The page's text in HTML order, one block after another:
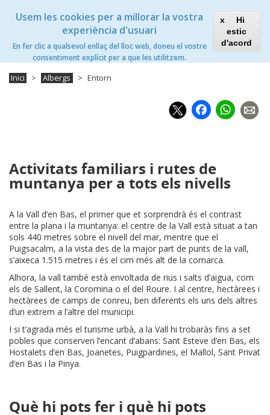
Usem les cookies per a millorar la vostra
experiència d'usuari
En fer clic a qualsevol enllaç del lloc web, doneu el vostre
consentiment explícit per a que les utilitzem.
Hi
estic
d'acord
Toggle
Xanascat
Toggle
navigation
Vall d'en Bas Xanascat
Inici Albergs Entorn
Activitats familiars i rutes de
muntanya per a tots els nivells
A la Vall d’en Bas, el primer que et sorprendrà és el contrast
entre la plana i la muntanya: el centre de la Vall està situat a tan
sols 440 metres sobre el nivell del mar, mentre que el
Puigsacalm, a la vista des de la major part de punts de la vall,
s’aixeca 1.515 metres i és el cim més alt de la comarca.
Alhora, la vall també està envoltada de rius i salts d’aigua, com
els de Sallent, la Coromina o el del Roure. I al centre, hectàrees i
hectàrees de camps de conreu, ben diferents els uns dels altres
d’un extrem a l’altre del municipi.
I si t’agrada més el turisme urbà, a la Vall hi trobaràs fins a set
pobles que conserven l’encant d’abans: Sant Esteve d’en Bas, els
Hostalets d’en Bas, Joanetes, Puigpardines, el Mallol, Sant Privat
d’en Bas i la Pinya.
Què hi pots fer i què hi pots